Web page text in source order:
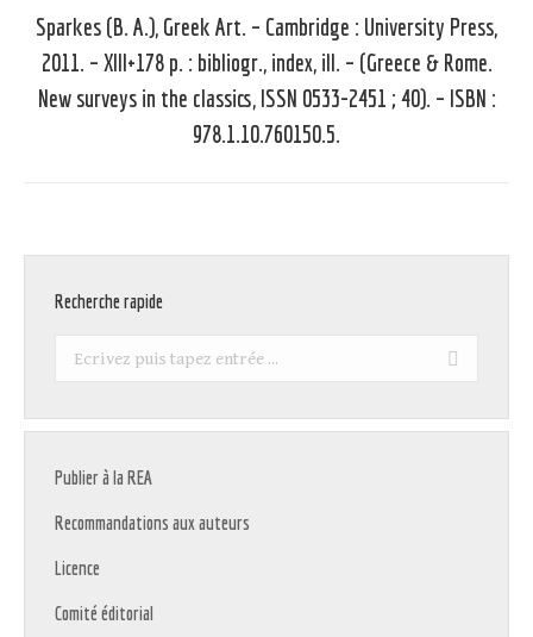
Article
suivant
:
Sparkes (B. A.), Greek Art. – Cambridge : University Press,
2011. – XIII+178 p. : bibliogr., index, ill. – (Greece & Rome.
New surveys in the classics, ISSN 0533-2451 ; 40). – ISBN :
978.1.10.760150.5.
Recherche rapide
Recherche
Publier à la REA
Recommandations aux auteurs
Licence
Comité éditorial